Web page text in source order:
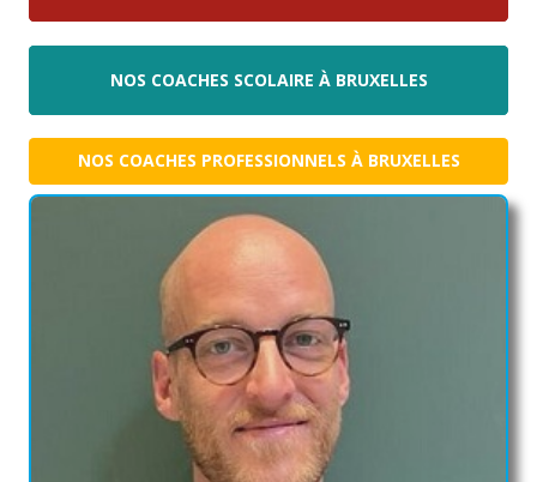
NOS COACHES SCOLAIRE À BRUXELLES
NOS COACHES PROFESSIONNELS À BRUXELLES